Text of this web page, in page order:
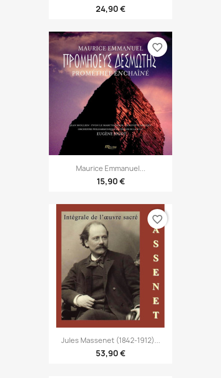
24,90 €
Maurice Emmanuel...
15,90 €
favorite_border
Jules Massenet (1842-1912)...
53,90 €
favorite_border